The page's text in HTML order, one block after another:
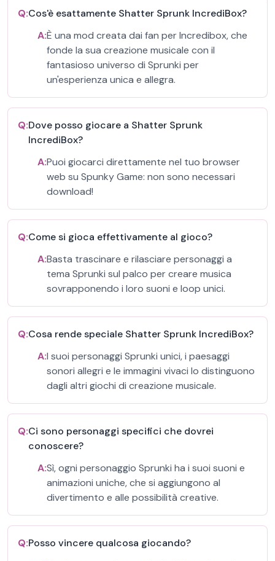
Q:Cos'è esattamente Shatter Sprunk IncrediBox?
A:È una mod creata dai fan per Incredibox, che
fonde la sua creazione musicale con il
fantasioso universo di Sprunki per
un'esperienza unica e allegra.
Q:Dove posso giocare a Shatter Sprunk
IncrediBox?
A:Puoi giocarci direttamente nel tuo browser
web su Spunky Game: non sono necessari
download!
Q:Come si gioca effettivamente al gioco?
A:Basta trascinare e rilasciare personaggi a
tema Sprunki sul palco per creare musica
sovrapponendo i loro suoni e loop unici.
Q:Cosa rende speciale Shatter Sprunk IncrediBox?
A:I suoi personaggi Sprunki unici, i paesaggi
sonori allegri e le immagini vivaci lo distinguono
dagli altri giochi di creazione musicale.
Q:Ci sono personaggi specifici che dovrei
conoscere?
A:Sì, ogni personaggio Sprunki ha i suoi suoni e
animazioni uniche, che si aggiungono al
divertimento e alle possibilità creative.
Q:Posso vincere qualcosa giocando?